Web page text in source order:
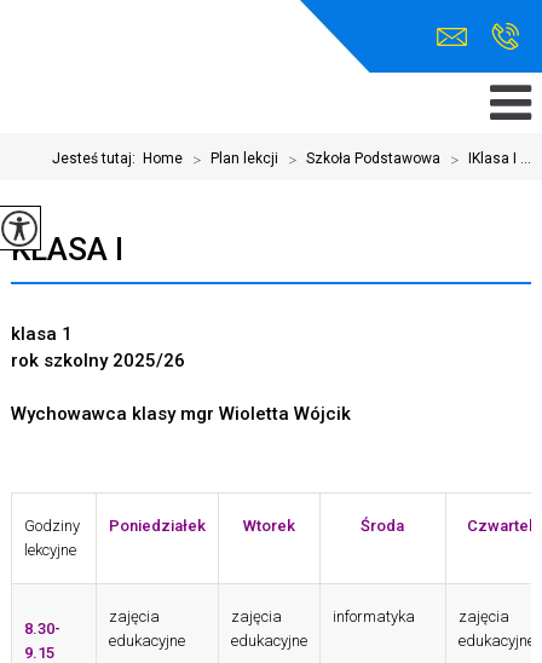
Jesteś tutaj: Home > Plan lekcji > Szkoła Podstawowa > IKlasa I ...
KLASA I
klasa 1
rok szkolny 2025/26
Wychowawca klasy mgr Wioletta Wójcik
Godziny
lekcyjne
Poniedziałek Wtorek Środa Czwartek
8.30-
9.15
zajęcia
edukacyjne
zajęcia
edukacyjne
informatyka
zajęcia
edukacyjne